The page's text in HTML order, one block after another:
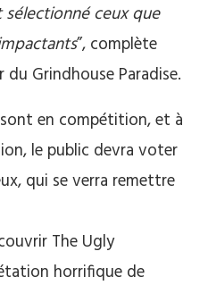
ceux que
”, complète
Grindhouse Paradise.
en compétition, et à
le public devra voter
qui se verra remettre
The Ugly
horrifique de